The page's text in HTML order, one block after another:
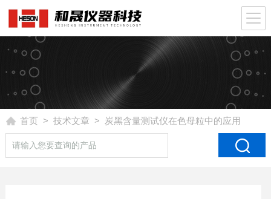
首页 > 技术文章 > 炭黑含量测试仪在色母粒中的应用